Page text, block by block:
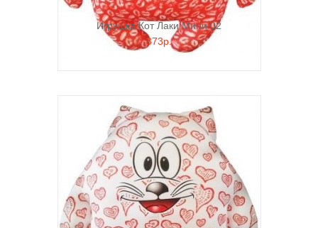
Игрушка Кот Лаки Мини 02
373р.